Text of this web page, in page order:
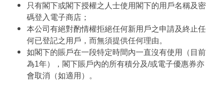
只有閣下或閣下授權之人士使用閣下的用戶名稱及密
碼登入電子商店；
本公司有絕對酌情權拒絕任何新用戶之申請及終止任
何已登記之用戶，而無須提供任何理由。
如閣下的賬戶在一段特定時間內一直沒有使用（目前
為1年），閣下賬戶內的所有積分及/或電子優惠券亦
會取消（如適用）。